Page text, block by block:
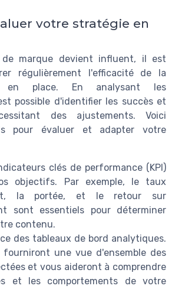
votre stratégie en
de marque devient influent, il est
régulièrement l'efficacité de la
en place. En analysant les
possible d'identifier les succès et
des ajustements. Voici
pour évaluer et adapter votre
clés de performance (KPI)
objectifs. Par exemple, le taux
la portée, et le retour sur
sont essentiels pour déterminer
contenu.
des tableaux de bord analytiques.
fourniront une vue d'ensemble des
et vous aideront à comprendre
et les comportements de votre